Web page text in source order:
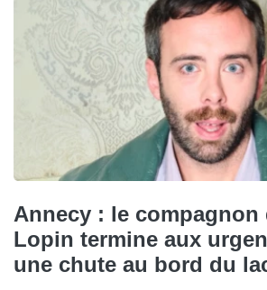
Annecy : le compagnon
Lopin termine aux
une chute au bord du